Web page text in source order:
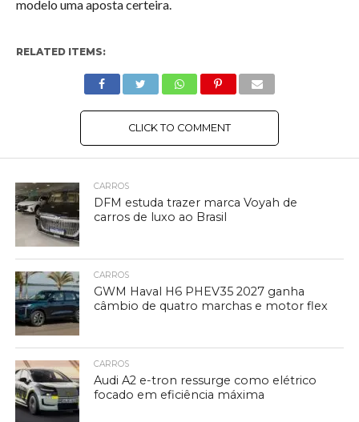
modelo uma aposta certeira.
RELATED ITEMS:
CLICK TO COMMENT
CARROS
DFM estuda trazer marca Voyah de
carros de luxo ao Brasil
CARROS
GWM Haval H6 PHEV35 2027 ganha
câmbio de quatro marchas e motor flex
CARROS
Audi A2 e-tron ressurge como elétrico
focado em eficiência máxima